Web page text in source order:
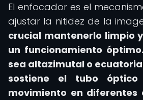
El enfocador es el
ajustar la nitidez de la
crucial mantenerlo limpio
un funcionamiento óptimo.
sea altazimutal o
sostiene el tubo
movimiento en diferentes